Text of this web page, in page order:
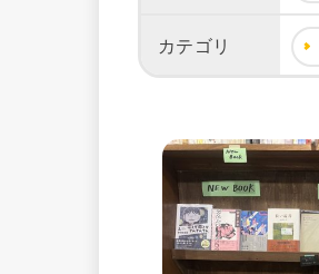
カテゴリ